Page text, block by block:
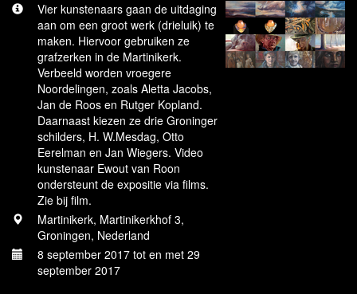
Vier kunstenaars gaan de uitdaging
aan om een groot werk (drieluik) te
maken. Hiervoor gebruiken ze
grafzerken in de Martinikerk.
Verbeeld worden vroegere
Noordelingen, zoals Aletta Jacobs,
Jan de Roos en Rutger Kopland.
Daarnaast kiezen ze drie Groninger
schilders, H. W.Mesdag, Otto
Eerelman en Jan Wiegers. Video
kunstenaar Ewout van Roon
ondersteunt de expositie via films.
Zie bij film.
Martinikerk, Martinikerkhof 3,
Groningen, Nederland
8 september 2017 tot en met 29
september 2017